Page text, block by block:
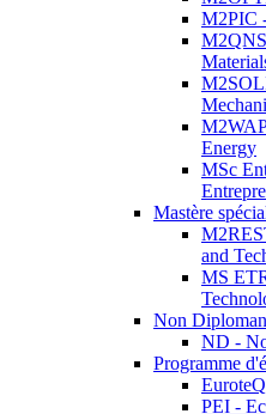
M2PIC
Energy
MSc
Mastère
and
MS
Non
ND -
Programme
PEI -